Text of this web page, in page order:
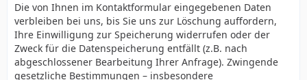
Die von Ihnen im Kontaktformular eingegebenen Daten
verbleiben bei uns, bis Sie uns zur Löschung auffordern,
Ihre Einwilligung zur Speicherung widerrufen oder der
Zweck für die Datenspeicherung entfällt (z.B. nach
abgeschlossener Bearbeitung Ihrer Anfrage). Zwingende
gesetzliche Bestimmungen – insbesondere